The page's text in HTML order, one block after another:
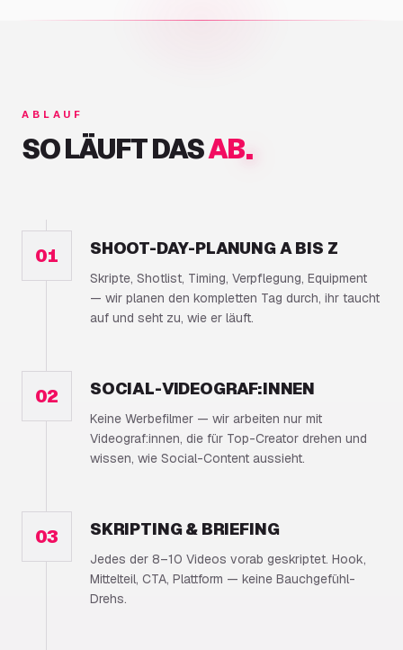
ABLAUF
SO LÄUFT DASAB.
01 SHOOT-DAY-PLANUNG A BIS Z
Skripte, Shotlist, Timing, Verpflegung, Equipment
— wir planen den kompletten Tag durch, ihr taucht
auf und seht zu, wie er läuft.
02 SOCIAL-VIDEOGRAF:INNEN
Keine Werbefilmer — wir arbeiten nur mit
Videograf:innen, die für Top-Creator drehen und
wissen, wie Social-Content aussieht.
03 SKRIPTING & BRIEFING
Jedes der 8–10 Videos vorab geskriptet. Hook,
Mittelteil, CTA, Plattform — keine Bauchgefühl-
Drehs.